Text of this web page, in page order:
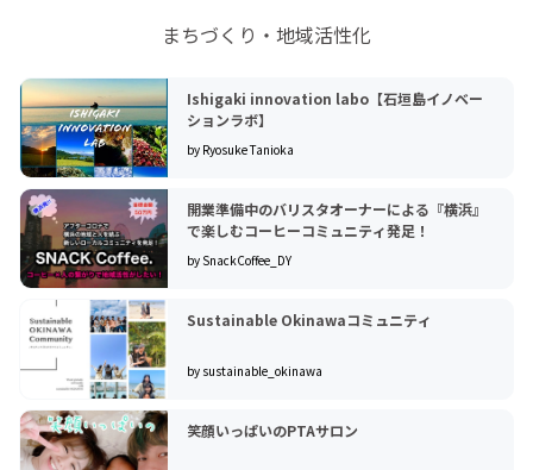
まちづくり・地域活性化
Ishigaki innovation labo【石垣島イノベー
ションラボ】
by Ryosuke Tanioka
開業準備中のバリスタオーナーによる『横浜』
で楽しむコーヒーコミュニティ発足！
by SnackCoffee_DY
Sustainable Okinawaコミュニティ
by sustainable_okinawa
笑顔いっぱいのPTAサロン